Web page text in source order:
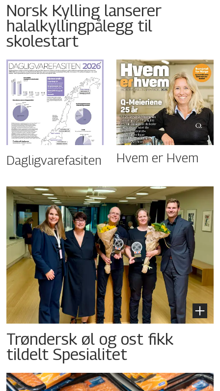
Norsk Kylling lanserer
halalkyllingpålegg til
skolestart
Dagligvarefasiten Hvem er Hvem
Trøndersk øl og ost fikk
tildelt Spesialitet